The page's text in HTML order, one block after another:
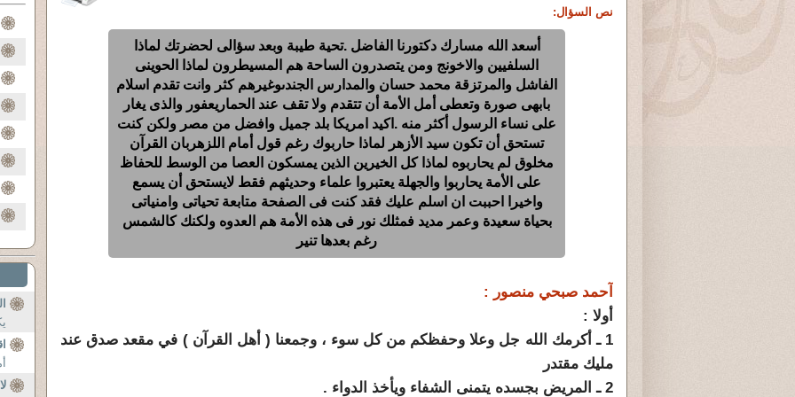
نص السؤال:
أسعد الله مسارك دكتورنا الفاضل .تحية طيبة وبعد سؤالى لحضرتك لماذا
السلفيين والاخونج ومن يتصدرون الساحة هم المسيطرون لماذا الحوينى
الفاشل والمرتزقة محمد حسان والمدارس الجندىوغيرهم كثر وانت تقدم اسلام
بابهى صورة وتعطى أمل الأمة أن تتقدم ولا تقف عند الحماريعفور والذى يغار
على نساء الرسول أكثر منه .اكيد امريكا بلد جميل وافضل من مصر ولكن كنت
تستحق أن تكون سيد الأزهر لماذا حاربوك رغم قول أمام اللزهربان القرآن
مخلوق لم يحاربوه لماذا كل الخيرين الذين يمسكون العصا من الوسط للحفاظ
على الأمة يحاربوا والجهلة يعتبروا علماء وحديثهم فقط لايستحق أن يسمع
واخيرا احببت ان اسلم عليك فقد كنت فى الصفحة متابعة تحياتى وامنياتى
بحياة سعيدة وعمر مديد فمثلك نور فى هذه الأمة هم العدوه ولكنك كالشمس
رغم بعدها تنير
آحمد صبحي منصور :
أولا :
1 ـ أكرمك الله جل وعلا وحفظكم من كل سوء ، وجمعنا ( أهل القرآن ) في مقعد صدق عند
مليك مقتدر
2 ـ المريض بجسده يتمنى الشفاء ويأخذ الدواء .